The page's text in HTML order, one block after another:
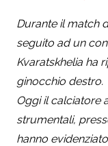
Durante il match
seguito ad un
Kvaratskhelia ha
ginocchio destro.
Oggi il calciatore
strumentali,
hanno